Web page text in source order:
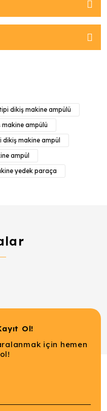
dikiş makine ampülü
makine ampülü
dikiş makine ampül
ampül
yedek paraça
Ol!
için hemen